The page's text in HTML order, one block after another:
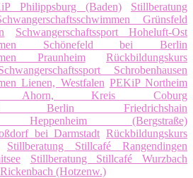
Philippsburg (Baden)
Stillberatung
Grünsfeld
Schwangerschaftssport Hoheluft-Ost
Schönefeld bei Berlin
Praunheim
Rückbildungskurs
Schrobenhausen
Lienen, Westfalen PEKiP Northeim
Ahorn, Kreis Coburg
Berlin Friedrichshain
Heppenheim (Bergstraße)
bei Darmstadt Rückbildungskurs
Stillberatung Stillcafé Rangendingen
Stillberatung Stillcafé Wurzbach
(Hotzenw.)